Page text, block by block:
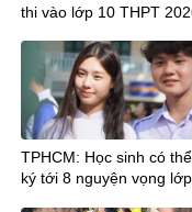
thi vào lớp 10 THPT
TPHCM: Học sinh có
ký tới 8 nguyện vọng